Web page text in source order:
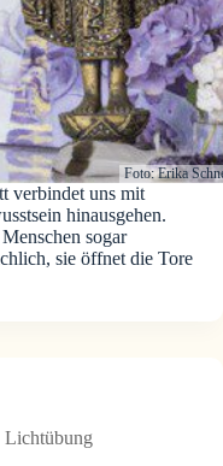
Foto: Erika
verbindet uns mit
hinausgehen.
sogar
sie öffnet die Tore
Lichtübung